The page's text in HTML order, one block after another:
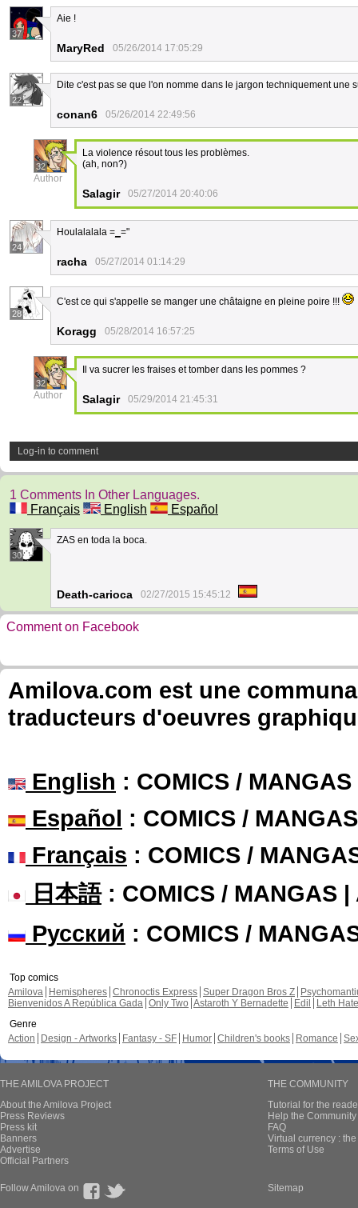
37
Aie !
MaryRed 05/26/2014 17:05:29
22
Dite c'est pas se que l'on nomme dans le jargon techniquement une
conan6 05/26/2014 22:49:56
32
Author
La violence résout tous les problèmes.
(ah, non?)
Salagir 05/27/2014 20:40:06
24
Houlalalala = ="
racha 05/27/2014 01:14:29
28
C'est ce qui s'appelle se manger une châtaigne en pleine poire !!!
Koragg 05/28/2014 16:57:25
32
Author
Il va sucrer les fraises et tomber dans les pommes ?
Salagir 05/29/2014 21:45:31
Log-in to comment
1 Comments In Other Languages.
Français
English Español
30
ZAS en toda la boca.
Death-carioca 02/27/2015 15:45:12
Comment on Facebook
Amilova.com est une
traducteurs d'oeuvres
English : COMICS /
Español : COMICS /
Français : COMICS /
日本語: COMICS / MANGAS |
Русский : COMICS /
Top comics
Amilova
Hemispheres Chronoctis Express Super Dragon Bros Z
Bienvenidos A República Gada Only Two Astaroth Y Bernadette Edil
Leth Hate
Genre
Action
Design - Artworks Fantasy - SF Humor Children's books Romance
THE AMILOVA PROJECT
About the Amilova Project
Press Reviews
Press kit
Banners
Advertise
Official Partners
THE COMMUNITY
Tutorial for the
Help the
FAQ
Virtual currency :
Terms of Use
Follow Amilova on Sitemap